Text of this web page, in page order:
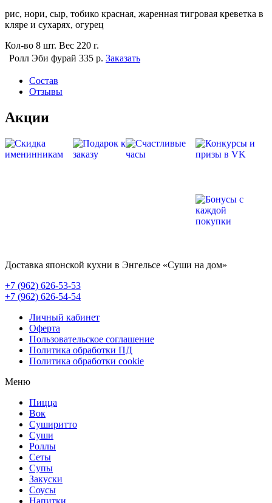
рис, нори, сыр, тобико красная, жаренная тигровая креветка в
кляре и сухарях, огурец
Кол-во 8 шт. Вес 220 г.
Ролл Эби фурай 335 р. Заказать
Состав
Отзывы
Акции
Доставка японской кухни в Энгельсе «Суши на дом»
+7 (962) 626-53-53
+7 (962) 626-54-54
Личный кабинет
Оферта
Пользовательское соглашение
Политика обработки ПД
Политика обработки cookie
Меню
Пицца
Вок
Суширитто
Суши
Роллы
Сеты
Супы
Закуски
Соусы
Напитки